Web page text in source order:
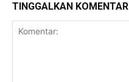
TINGGALKAN KOMENTAR